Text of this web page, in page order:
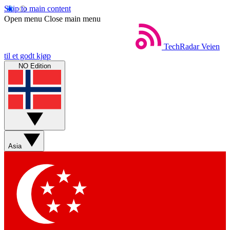
Skip to main content
Open menu Close main menu
TechRadar Veien
til et godt kjøp
NO Edition
Asia